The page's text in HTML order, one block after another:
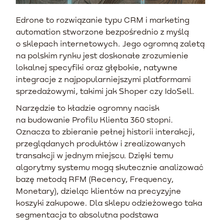
Edrone to rozwiązanie typu CRM i marketing
automation stworzone bezpośrednio z myślą
o sklepach internetowych. Jego ogromną zaletą
na polskim rynku jest doskonałe zrozumienie
lokalnej specyfiki oraz głębokie, natywne
integracje z najpopularniejszymi platformami
sprzedażowymi, takimi jak Shoper czy IdoSell.
Narzędzie to kładzie ogromny nacisk
na budowanie Profilu Klienta 360 stopni.
Oznacza to zbieranie pełnej historii interakcji,
przeglądanych produktów i zrealizowanych
transakcji w jednym miejscu. Dzięki temu
algorytmy systemu mogą skutecznie analizować
bazę metodą RFM (Recency, Frequency,
Monetary), dzieląc klientów na precyzyjne
koszyki zakupowe. Dla sklepu odzieżowego taka
segmentacja to absolutna podstawa